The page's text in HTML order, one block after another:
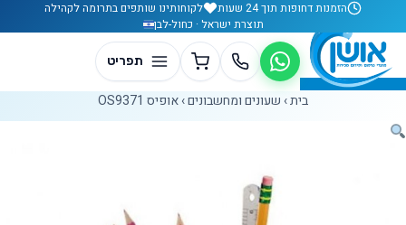
דלג לתוכןהזמנות דחופות תוך 24 שעות
לקוחותינו שותפים בתרומה לקהילה
תוצרת ישראל · כחול-לבן
בית› שעונים ומחשבונים›אופיס OS9371